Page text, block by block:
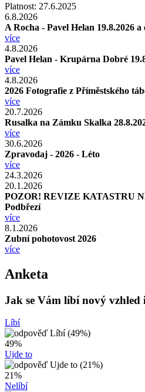
Platnost: 27.6.2025
6.8.2026
A Rocha - Pavel Helan 19.8.2026 a
více
4.8.2026
Pavel Helan - Krupárna Dobré
více
4.8.2026
2026 Fotografie z Příměstského
více
20.7.2026
Rusalka na Zámku Skalka
více
30.6.2026
Zpravodaj - 2026 - Léto
více
24.3.2026
20.1.2026
POZOR! REVIZE KATASTRU
Podbřezí
více
8.1.2026
Zubní pohotovost 2026
více
Anketa
Jak se Vám líbí nový vzhled
Líbí
49%
Ujde to
21%
Nelíbí